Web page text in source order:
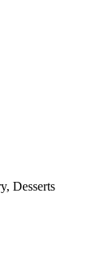
Desserts